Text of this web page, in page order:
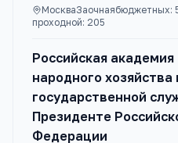
МоскваЗаочнаябюджетных:
проходной: 205
Российская академия
народного хозяйства
государственной
Президенте
Федерации